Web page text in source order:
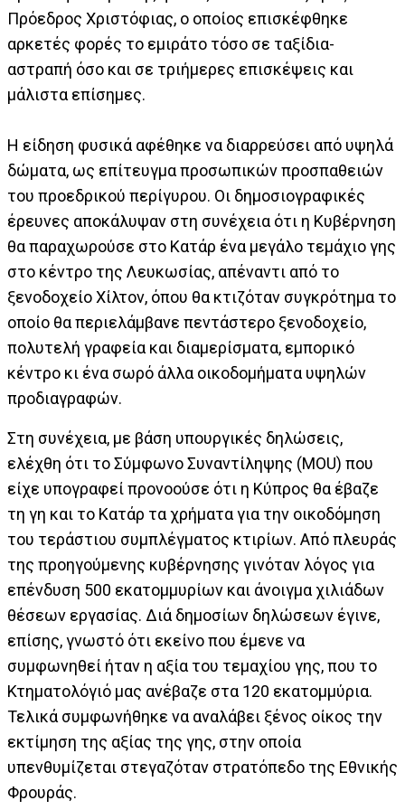
Πρόεδρος Χριστόφιας, ο οποίος επισκέφθηκε
αρκετές φορές το εμιράτο τόσο σε ταξίδια-
αστραπή όσο και σε τριήμερες επισκέψεις και
μάλιστα επίσημες.
Η είδηση φυσικά αφέθηκε να διαρρεύσει από υψηλά
δώματα, ως επίτευγμα προσωπικών προσπαθειών
του προεδρικού περίγυρου. Οι δημοσιογραφικές
έρευνες αποκάλυψαν στη συνέχεια ότι η Κυβέρνηση
θα παραχωρούσε στο Κατάρ ένα μεγάλο τεμάχιο γης
στο κέντρο της Λευκωσίας, απέναντι από το
ξενοδοχείο Χίλτον, όπου θα κτιζόταν συγκρότημα το
οποίο θα περιελάμβανε πεντάστερο ξενοδοχείο,
πολυτελή γραφεία και διαμερίσματα, εμπορικό
κέντρο κι ένα σωρό άλλα οικοδομήματα υψηλών
προδιαγραφών.
Στη συνέχεια, με βάση υπουργικές δηλώσεις,
ελέχθη ότι το Σύμφωνο Συναντίληψης (MOU) που
είχε υπογραφεί προνοούσε ότι η Κύπρος θα έβαζε
τη γη και το Κατάρ τα χρήματα για την οικοδόμηση
του τεράστιου συμπλέγματος κτιρίων. Από πλευράς
της προηγούμενης κυβέρνησης γινόταν λόγος για
επένδυση 500 εκατομμυρίων και άνοιγμα χιλιάδων
θέσεων εργασίας. Διά δημοσίων δηλώσεων έγινε,
επίσης, γνωστό ότι εκείνο που έμενε να
συμφωνηθεί ήταν η αξία του τεμαχίου γης, που το
Κτηματολόγιό μας ανέβαζε στα 120 εκατομμύρια.
Τελικά συμφωνήθηκε να αναλάβει ξένος οίκος την
εκτίμηση της αξίας της γης, στην οποία
υπενθυμίζεται στεγαζόταν στρατόπεδο της Εθνικής
Φρουράς.